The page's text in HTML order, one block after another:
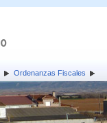
Ordenanzas Fiscales